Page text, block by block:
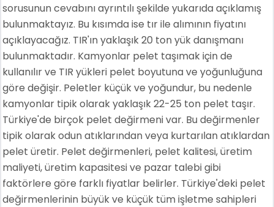
sorusunun cevabını ayrıntılı şekilde yukarıda açıklamış
bulunmaktayız. Bu kısımda ise tır ile alımının fiyatını
açıklayacağız. TIR'ın yaklaşık 20 ton yük danışmanı
bulunmaktadır. Kamyonlar pelet taşımak için de
kullanılır ve TIR yükleri pelet boyutuna ve yoğunluğuna
göre değişir. Peletler küçük ve yoğundur, bu nedenle
kamyonlar tipik olarak yaklaşık 22-25 ton pelet taşır.
Türkiye'de birçok pelet değirmeni var. Bu değirmenler
tipik olarak odun atıklarından veya kurtarılan atıklardan
pelet üretir. Pelet değirmenleri, pelet kalitesi, üretim
maliyeti, üretim kapasitesi ve pazar talebi gibi
faktörlere göre farklı fiyatlar belirler. Türkiye'deki pelet
değirmenlerinin büyük ve küçük tüm işletme sahipleri